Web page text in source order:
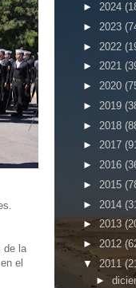
de la
el
► 2024
► 2023
► 2022
► 2021
► 2020
► 2019
► 2018
► 2017
► 2016
► 2015
► 2014
► 2013
► 2012
▼ 2011
►